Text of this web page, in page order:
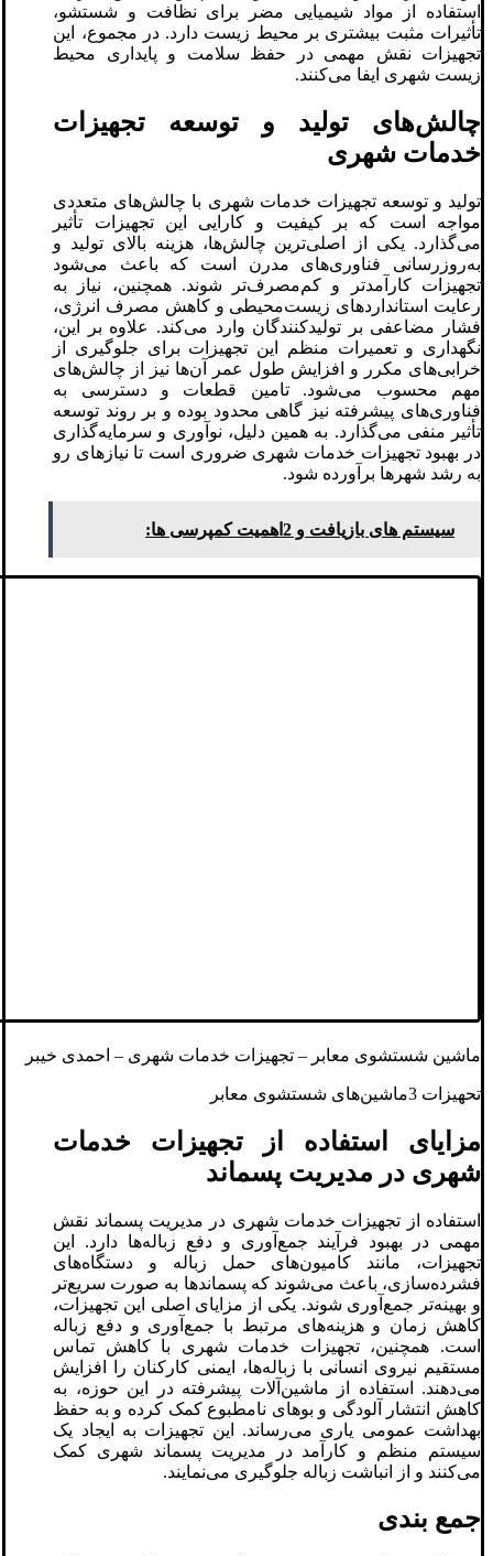
استفاده از مواد شیمیایی مضر برای نظافت و شستشو،
تأثیرات مثبت بیشتری بر محیط زیست دارد. در مجموع، این
تجهیزات نقش مهمی در حفظ سلامت و پایداری محیط
زیست شهری ایفا می‌کنند.
چالش‌های تولید و توسعه تجهیزات
خدمات شهری
تولید و توسعه تجهیزات خدمات شهری با چالش‌های متعددی
مواجه است که بر کیفیت و کارایی این تجهیزات تأثیر
می‌گذارد. یکی از اصلی‌ترین چالش‌ها، هزینه بالای تولید و
به‌روزرسانی فناوری‌های مدرن است که باعث می‌شود
تجهیزات کارآمدتر و کم‌مصرف‌تر شوند. همچنین، نیاز به
رعایت استانداردهای زیست‌محیطی و کاهش مصرف انرژی،
فشار مضاعفی بر تولیدکنندگان وارد می‌کند. علاوه بر این،
نگهداری و تعمیرات منظم این تجهیزات برای جلوگیری از
خرابی‌های مکرر و افزایش طول عمر آن‌ها نیز از چالش‌های
مهم محسوب می‌شود. تامین قطعات و دسترسی به
فناوری‌های پیشرفته نیز گاهی محدود بوده و بر روند توسعه
تأثیر منفی می‌گذارد. به همین دلیل، نوآوری و سرمایه‌گذاری
در بهبود تجهیزات خدمات شهری ضروری است تا نیازهای رو
به رشد شهرها برآورده شود.
سیستم های بازیافت و 2اهمیت کمپرسی ها:
ماشین‌ شستشوی معابر – تجهیزات خدمات شهری – احمدی خیبر
تحهیزات 3ماشین‌های شستشوی معابر
مزایای استفاده از تجهیزات خدمات
شهری در مدیریت پسماند
استفاده از تجهیزات خدمات شهری در مدیریت پسماند نقش
مهمی در بهبود فرآیند جمع‌آوری و دفع زباله‌ها دارد. این
تجهیزات، مانند کامیون‌های حمل زباله و دستگاه‌های
فشرده‌سازی، باعث می‌شوند که پسماندها به صورت سریع‌تر
و بهینه‌تر جمع‌آوری شوند. یکی از مزایای اصلی این تجهیزات،
کاهش زمان و هزینه‌های مرتبط با جمع‌آوری و دفع زباله
است. همچنین، تجهیزات خدمات شهری با کاهش تماس
مستقیم نیروی انسانی با زباله‌ها، ایمنی کارکنان را افزایش
می‌دهند. استفاده از ماشین‌آلات پیشرفته در این حوزه، به
کاهش انتشار آلودگی و بوهای نامطبوع کمک کرده و به حفظ
بهداشت عمومی یاری می‌رساند. این تجهیزات به ایجاد یک
سیستم منظم و کارآمد در مدیریت پسماند شهری کمک
می‌کنند و از انباشت زباله جلوگیری می‌نمایند.
جمع بندی